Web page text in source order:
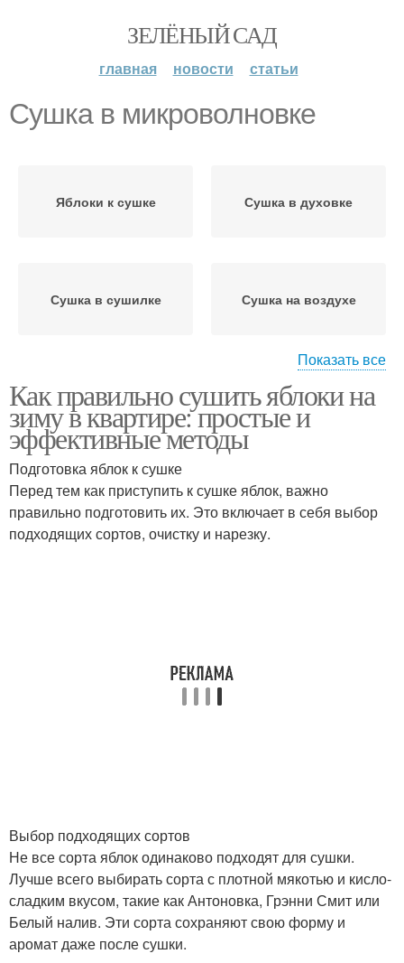
ЗЕЛЁНЫЙ САД
главная новости статьи
Сушка в микроволновке
Яблоки к сушке Сушка в духовке
Сушка в сушилке Сушка на воздухе
Яблоки перед сушкой
Сушки в домашних
условиях
Сушка на солнце Яблоки для сушки
Показать все
Как правильно сушить яблоки на
зиму в квартире: простые и
эффективные методы
Подготовка яблок к сушке
Перед тем как приступить к сушке яблок, важно
правильно подготовить их. Это включает в себя выбор
подходящих сортов, очистку и нарезку.
Выбор подходящих сортов
Не все сорта яблок одинаково подходят для сушки.
Лучше всего выбирать сорта с плотной мякотью и кисло-
сладким вкусом, такие как Антоновка, Грэнни Смит или
Белый налив. Эти сорта сохраняют свою форму и
аромат даже после сушки.